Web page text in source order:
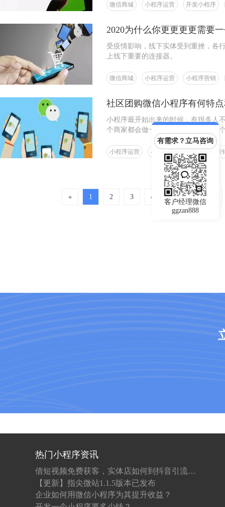
微信商城 小程序运营 开发小程序
2020为什么你更更更更需要
受疫情影响，线下实体受到重挫，各
上线下重要的连接器。
微信商城 小程序运营 小程序营销
社区团购微信小程序有何特
小程序最开始出来的时候，有很多人
个商家都会做一个小程序，但是做一
多人都思考的问题！
小程序运营 小程序多元化 小程序营
« 1 2 3 4 5 6
有需求？立马咨询
客户经理微信
ggzan888
热门小程序资讯
借短视频免费获客，实体店如何到抖音引流推广？
【更新】指尖微站1.1.5版本已发布
企业如何用微信小程序为其提升收益？